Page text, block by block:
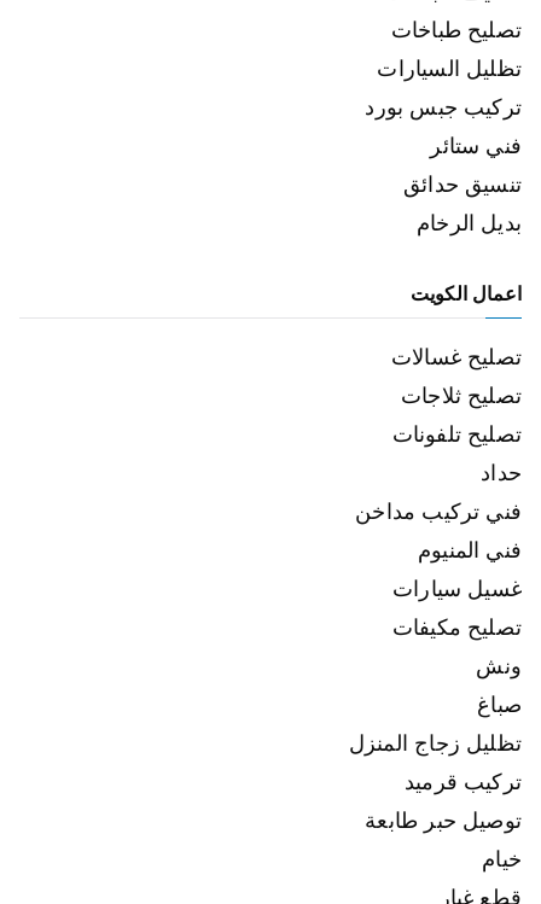
تصليح طباخات
تظليل السيارات
تركيب جبس بورد
فني ستائر
تنسيق حدائق
بديل الرخام
اعمال الكويت
تصليح غسالات
تصليح ثلاجات
تصليح تلفونات
حداد
فني تركيب مداخن
فني المنيوم
غسيل سيارات
تصليح مكيفات
ونش
صباغ
تظليل زجاج المنزل
تركيب قرميد
توصيل حبر طابعة
خيام
قطع غيار